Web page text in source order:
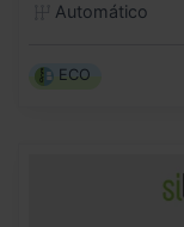
Automático
ECO